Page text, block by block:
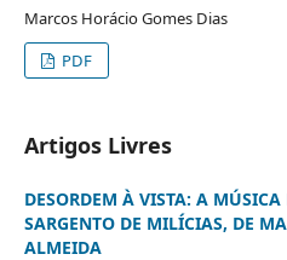
Marcos Horácio Gomes Dias
PDF
Artigos Livres
DESORDEM À VISTA: A
SARGENTO DE MILÍCIAS, DE
ALMEIDA